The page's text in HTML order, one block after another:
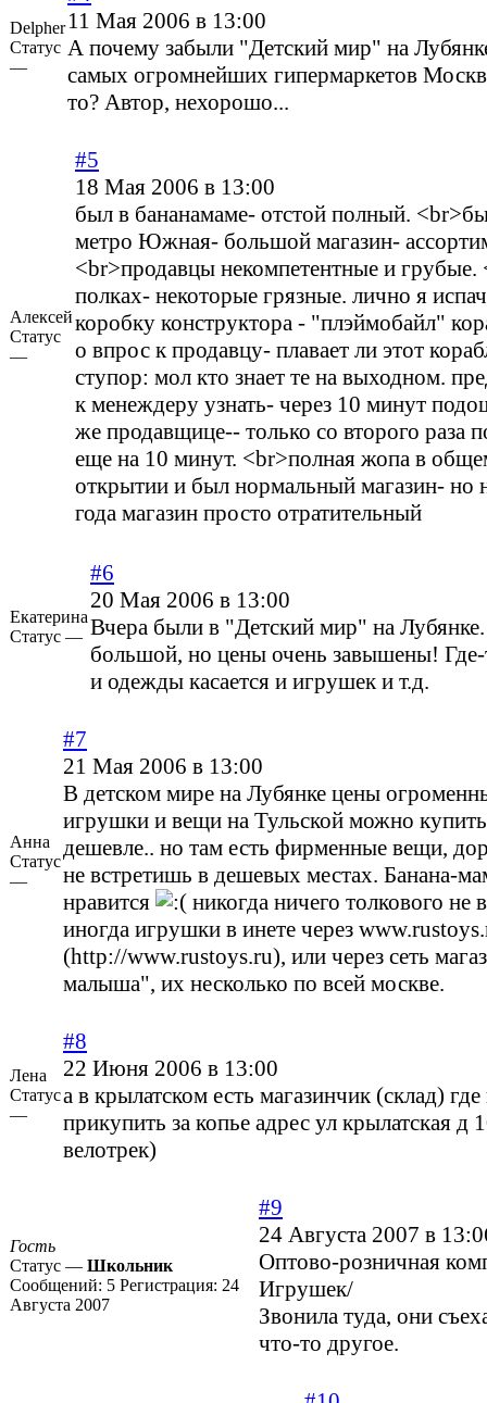
Delpher
Статус
—
11 Мая 2006 в 13:00
А почему забыли "Детский мир" на
самых огромнейших гипермаркетов
то? Автор, нехорошо...
Алексей
Статус
—
#5
18 Мая 2006 в 13:00
был в бананамаме- отстой полный.
метро Южная- большой магазин-
<br>продавцы некомпетентные и
полках- некоторые грязные. лично я
коробку конструктора - "плэймобайл"
о впрос к продавцу- плавает ли этот
ступор: мол кто знает те на выходном.
к менеждеру узнать- через 10 минут
же продавщице-- только со второго раза
еще на 10 минут. <br>полная жопа в
открытии и был нормальный магазин- но
года магазин просто отратительный
Екатерина
Статус —
#6
20 Мая 2006 в 13:00
Вчера были в "Детский мир" на
большой, но цены очень завышены! Где-
и одежды касается и игрушек и т.д.
Анна
Статус
—
#7
21 Мая 2006 в 13:00
В детском мире на Лубянке цены
игрушки и вещи на Тульской можно
дешевле.. но там есть фирменные вещи,
не встретишь в дешевых местах. Банана-
нравится
никогда ничего толкового
иногда игрушки в инете через
(http://www.rustoys.ru), или через сеть
малыша", их несколько по всей москве.
Лена
Статус
—
#8
22 Июня 2006 в 13:00
а в крылатском есть магазинчик (склад)
прикупить за копье адрес ул крылатская д
велотрек)
Гость
Статус — Школьник
Сообщений: 5 Регистрация: 24
Августа 2007
#9
24 Августа 2007 в
Оптово-розничная
Игрушек/
Звонила туда, они
что-то другое.